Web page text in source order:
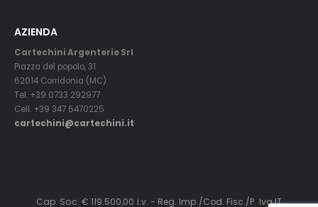
AZIENDA
Cartechini Argenterie Srl
Piazza del popolo, 31
62014 Corridonia (MC)
Tel. +39 0733 292977
Cell. +39 347 5470225
cartechini@cartechini.it
Cap. Soc. € 119.500,00 i.v. - Reg. Imp./Cod. Fisc./P. Iva IT